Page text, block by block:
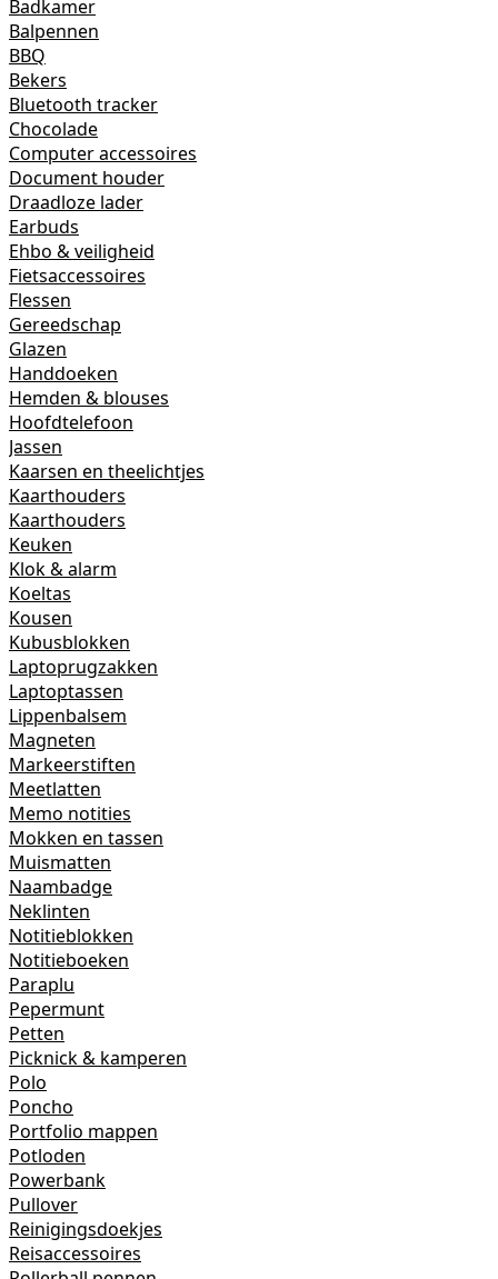
Badkamer
Balpennen
BBQ
Bekers
Bluetooth tracker
Chocolade
Computer accessoires
Document houder
Draadloze lader
Earbuds
Ehbo & veiligheid
Fietsaccessoires
Flessen
Gereedschap
Glazen
Handdoeken
Hemden & blouses
Hoofdtelefoon
Jassen
Kaarsen en theelichtjes
Kaarthouders
Kaarthouders
Keuken
Klok & alarm
Koeltas
Kousen
Kubusblokken
Laptoprugzakken
Laptoptassen
Lippenbalsem
Magneten
Markeerstiften
Meetlatten
Memo notities
Mokken en tassen
Muismatten
Naambadge
Neklinten
Notitieblokken
Notitieboeken
Paraplu
Pepermunt
Petten
Picknick & kamperen
Polo
Poncho
Portfolio mappen
Potloden
Powerbank
Pullover
Reinigingsdoekjes
Reisaccessoires